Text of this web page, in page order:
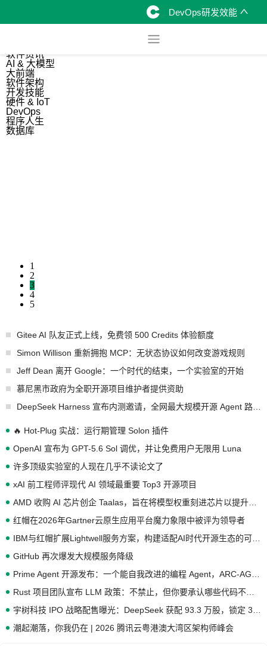
DevOps研发效能
软件资讯
AI & 大模型
大前端
软件架构
开发技能
硬件 & IoT
DevOps
程序人生
数据库
1
2
3
4
5
Gitee AI 队友正式上线，免费领 500 Credits 体验额度
Simon Willison 重新拥抱 MCP：无状态协议如何改变游戏规则
Jeff Dean 离开 Google：一个时代的结束，一个实验室的开始
慕尼黑市政府为全职开源项目维护者提供资助
🔥 Hot-Plug 实战：运行期管理 Solon 插件
OpenAI 宣布为 GPT-5.6 Sol 调优，并让免费用户无限用 Luna
许多顶级实验室的人现在几乎不读论文了
xAI 前工程师评现代 AI 领域最重要 Top3 开源项目
红帽在2026年Gartner云原生应用平台魔力象限中被评为领导者
GitHub 再次爆发大规模服务降级
潮起潮落，你我仍在 | 2026 腾讯云粤港澳大湾区架构师峰会